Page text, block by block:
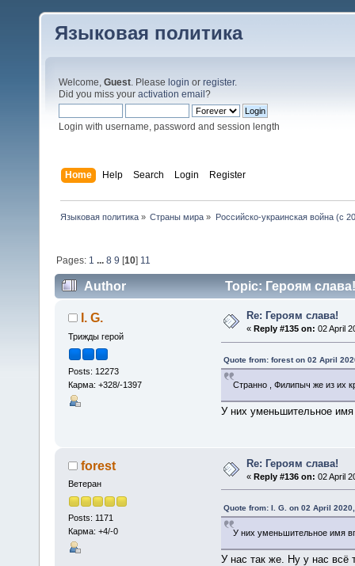
Языковая политика
Welcome, Guest. Please login or register.
Did you miss your activation email ?
Login with username, password and session length
Home Help Search Login Register
Языковая политика» Страны мира » Российско-украинская война (с
Pages: 1 ...8 9 [10] 11
Author Topic: Героям
I. G.
Трижды герой
Posts: 12273
Карма: +328/-1397
Re: Героям слава!
«Reply #135 on: 02 April
Quote from: forest on 02 April
Странно , Филипыч же из их
У них уменьшительное
forest
Ветеран
Posts: 1171
Карма: +4/-0
Re: Героям слава!
«Reply #136 on: 02 April
Quote from: I. G. on 02 April
У них уменьшительное имя
У нас так же. Ну у нас всё